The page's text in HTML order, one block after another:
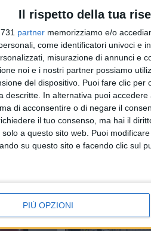
Il rispetto della tua
partner memorizziamo e/o
come identificatori univoci e
misurazione di annunci e
noi e i nostri partner possiamo
del dispositivo. Puoi fare clic
descritte. In alternativa puoi
di acconsentire o di negare il
il tuo consenso, ma hai il
a questo sito web. Puoi
su questo sito e facendo clic sul
PIÙ OPZIONI
alla
6